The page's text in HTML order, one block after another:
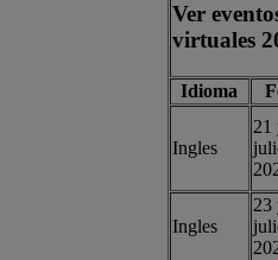
Ver
virtuales
Idioma
Ingles
21
Ingles
23